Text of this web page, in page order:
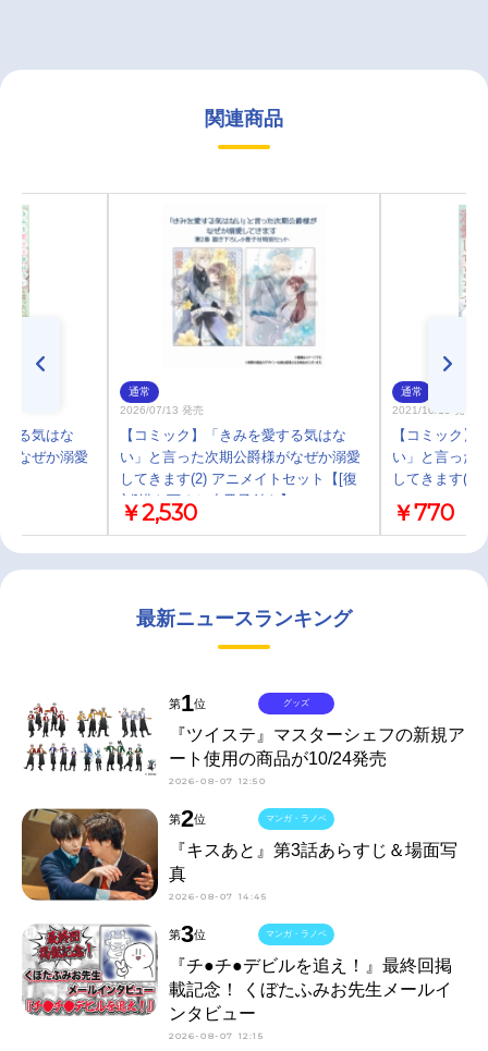
関連商品
る気はな
なぜか溺愛
通常
2026/07/13 発売
【コミック】「きみを愛する気はな
い」と言った次期公爵様がなぜか溺愛
してきます(2) アニメイトセット【[復
刻]描き下ろし小冊子付き】
￥2,530
通常
2021/10/15 発売
【コミック】
い」と言った
してきます(1)
￥770
最新ニュースランキング
第1位
『ツイステ』マスターシェフの新規ア
ート使用の商品が10/24発売
2026-08-07 12:50
グッズ
第2位
『キスあと』第3話あらすじ＆場面写
真
2026-08-07 14:45
マンガ・ラノベ
第3位
『チ●チ●デビルを追え！』最終回掲
載記念！ くぼたふみお先生メールイ
ンタビュー
2026-08-07 12:15
マンガ・ラノベ